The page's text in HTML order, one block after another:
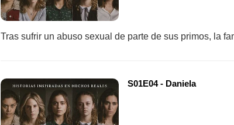
Tras sufrir un abuso sexual de parte de sus primos, la
S01E04 - Daniela